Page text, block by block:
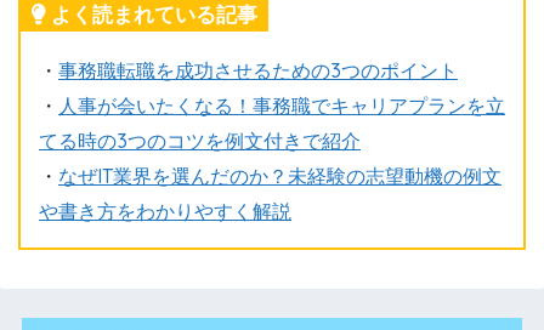
よく読まれている記事
・ 事務職転職を成功させるための3つのポイント
・ 人事が会いたくなる！事務職でキャリアプランを立
てる時の3つのコツを例文付きで紹介
・ なぜIT業界を選んだのか？未経験の志望動機の例文
や書き方をわかりやすく解説